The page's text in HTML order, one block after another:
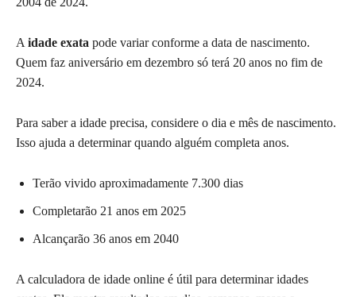
A idade exata pode variar conforme a data de nascimento.
Quem faz aniversário em dezembro só terá 20 anos no fim de
2024.
Para saber a idade precisa, considere o dia e mês de nascimento.
Isso ajuda a determinar quando alguém completa anos.
Terão vivido aproximadamente 7.300 dias
Completarão 21 anos em 2025
Alcançarão 36 anos em 2040
A calculadora de idade online é útil para determinar idades